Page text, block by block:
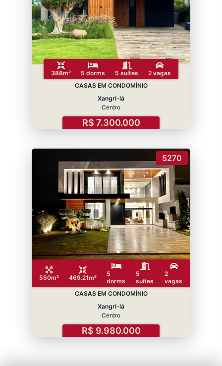
388m² 5 dorms 5 suítes
2 vagas
CASAS EM CONDOMÍNIO
Xangri-lá
Centro
R$ 7.300.000
5270
550m² 469.21m²
5
dorms
5
suítes
2
vagas
CASAS EM CONDOMÍNIO
Xangri-lá
Centro
R$ 9.980.000